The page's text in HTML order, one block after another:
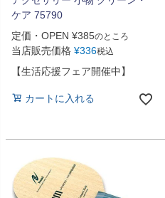
ケア 75790
定価・OPEN ¥385のところ
当店販売価格 ¥336税込
【生活応援フェア開催中】
カートに入れる